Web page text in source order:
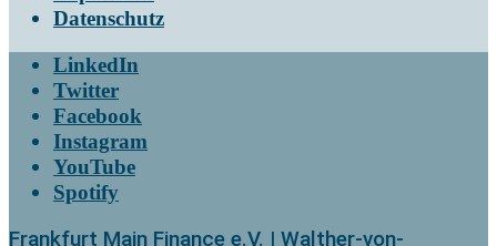
Datenschutz
LinkedIn
Twitter
Facebook
Instagram
YouTube
Spotify
Frankfurt Main Finance e.V. | Walther-von-